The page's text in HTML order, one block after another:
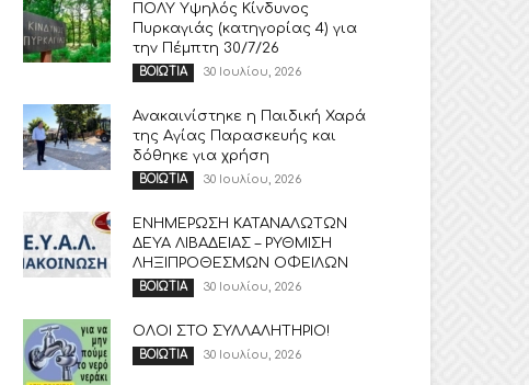
ΠΟΛΥ Υψηλός Κίνδυνος
Πυρκαγιάς (κατηγορίας 4) για
την Πέμπτη 30/7/26
ΒΟΙΩΤΙΑ 30 Ιουλίου, 2026
Ανακαινίστηκε η Παιδική Χαρά
της Αγίας Παρασκευής και
δόθηκε για χρήση
ΒΟΙΩΤΙΑ 30 Ιουλίου, 2026
ΕΝΗΜΕΡΩΣΗ ΚΑΤΑΝΑΛΩΤΩΝ
ΔΕΥΑ ΛΙΒΑΔΕΙΑΣ – ΡΥΘΜΙΣΗ
ΛΗΞΙΠΡΟΘΕΣΜΩΝ ΟΦΕΙΛΩΝ
ΒΟΙΩΤΙΑ 30 Ιουλίου, 2026
ΟΛΟΙ ΣΤΟ ΣΥΛΛΑΛΗΤΗΡΙΟ!
ΒΟΙΩΤΙΑ 30 Ιουλίου, 2026